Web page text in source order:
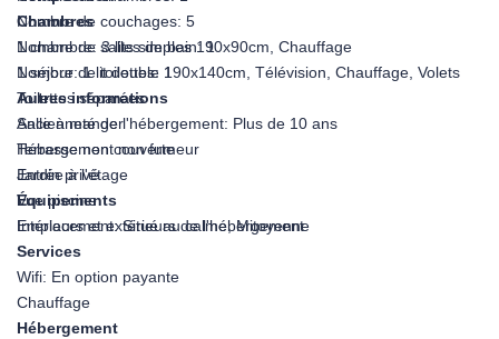
Nombre de couchages: 5
Nombre de salles de bain: 1
Nombre de toilettes: 1
Toilettes séparées
Salle à manger
Terrasse non couverte
Jardin privé
Chambres
1 chambre: 3 lits simples 190x90cm, Chauffage
1 séjour: 1 lit double 190x140cm, Télévision, Chauffage, Volets
Autres informations
Ancienneté de l'hébergement: Plus de 10 ans
Hébergement non fumeur
Entrée à l'étage
Vue piscine
Emplacement: Situé au calme, Mitoyenne
Équipements
Intérieurs et extérieurs de l'hébergement
Services
Wifi: En option payante
Chauffage
Hébergement